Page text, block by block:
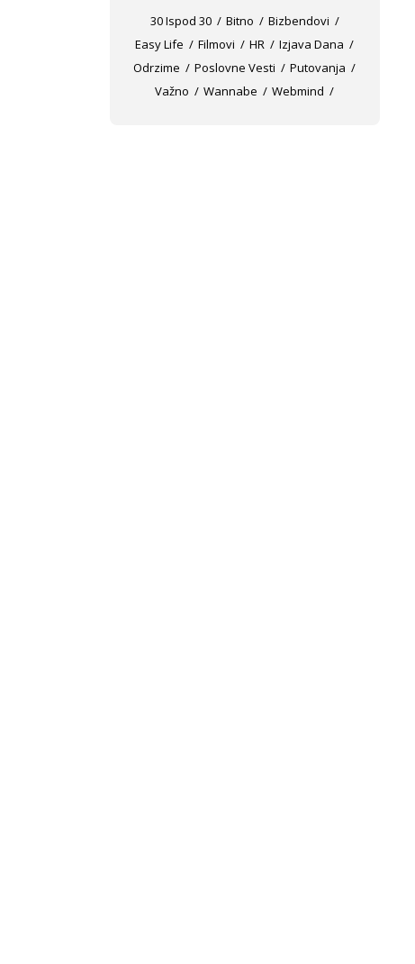
30 Ispod 30 Bitno
Bizbendovi
Easy Life
Filmovi HR
Izjava Dana
Odrzime
Poslovne Vesti
Putovanja
Važno
Wannabe Webmind